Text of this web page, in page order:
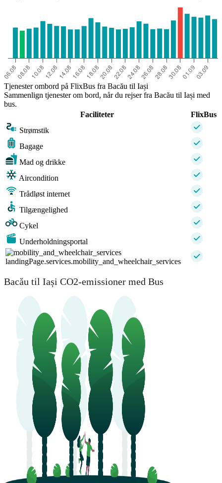
Tjenester ombord på FlixBus fra Bacău til Iași
Sammenlign tjenester om bord, når du rejser fra Bacău til Iași med
bus.
Faciliteter
FlixBus
Strømstik
Bagage
Mad og drikke
Aircondition
Trådløst internet
Tilgængelighed
Cykel
Underholdningsportal
landingPage.services.mobility_and_wheelchair_services
Bacău til Iași CO2-emissioner med Bus